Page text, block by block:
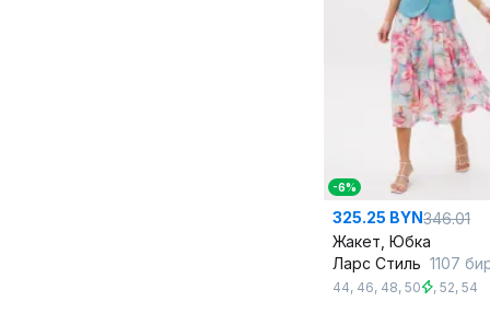
-6%
325.25 BYN346.01
Жакет, Юбка
Ларс Стиль 1107 бирюза-
44, 46, 48, 50 , 52, 54